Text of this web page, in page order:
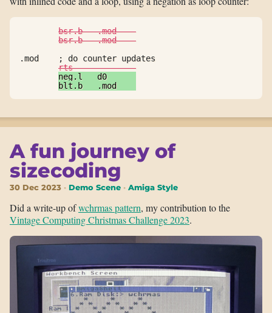
bsr.b   .mod
bsr.b   .mod
.mod    ; do counter updates
rts
neg.l   d0
blt.b   .mod
A fun journey of
sizecoding
30 Dec 2023 Demo Scene Amiga Style
Did a write-up ofwchrmas pattern, my contribution to the
Vintage Computing Christmas Challenge 2023.